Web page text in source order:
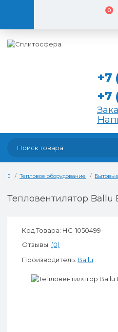
0
+7
+7
Тепловое оборудование
Тепловентилятор Ballu
Код Товара: НС-1050499
Отзывы: (0)
Производитель: Ballu